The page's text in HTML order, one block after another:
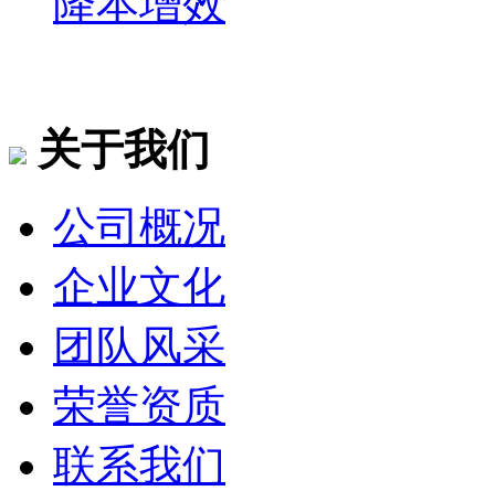
关于我们
公司概况
企业文化
团队风采
荣誉资质
联系我们